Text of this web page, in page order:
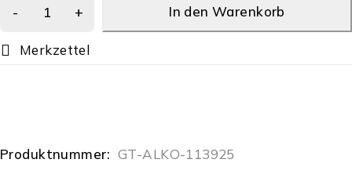
In den Warenkorb
Produktnummer: GT-ALKO-113925